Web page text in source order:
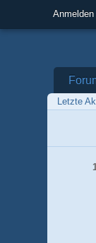
Letzte